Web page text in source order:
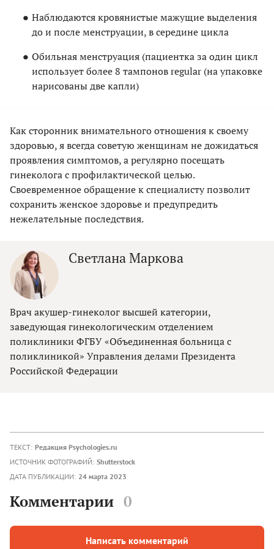
Наблюдаются кровянистые мажущие выделения
до и после менструации, в середине цикла
Обильная менструация (пациентка за один цикл
использует более 8 тампонов regular (на упаковке
нарисованы две капли)
Как сторонник внимательного отношения к своему
здоровью, я всегда советую женщинам не дожидаться
проявления симптомов, а регулярно посещать
гинеколога с профилактической целью.
Своевременное обращение к специалисту позволит
сохранить женское здоровье и предупредить
нежелательные последствия.
Светлана Маркова
Врач акушер-гинеколог высшей категории,
заведующая гинекологическим отделением
поликлиники ФГБУ «Объединенная больница с
поликлиникой» Управления делами Президента
Российской Федерации
ТЕКСТ: Редакция Psychologies.ru
ИСТОЧНИК ФОТОГРАФИЙ: Shutterstock
ДАТА ПУБЛИКАЦИИ: 24 марта 2023
Комментарии 0
Написать комментарий